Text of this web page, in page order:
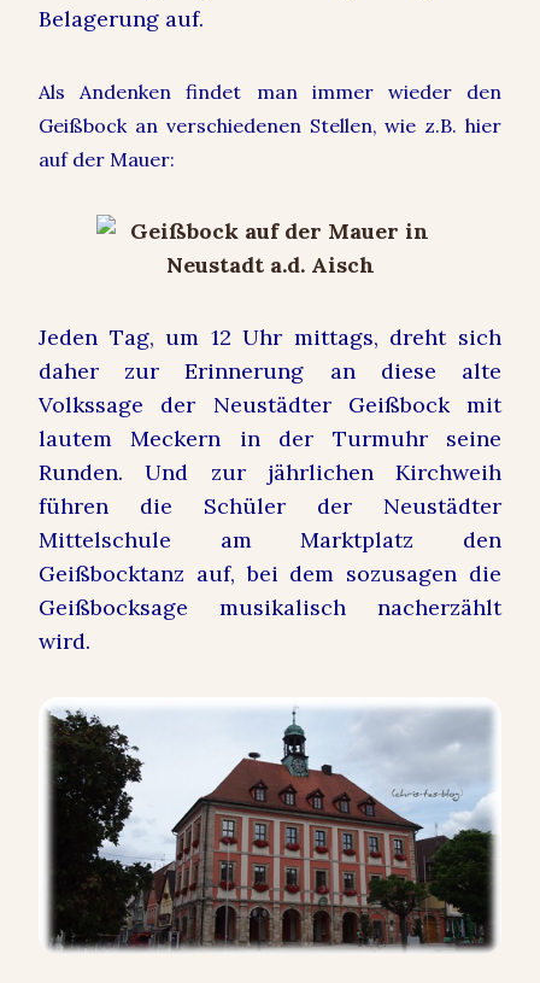
Belagerung auf.
Als Andenken findet man immer wieder den
Geißbock an verschiedenen Stellen, wie z.B. hier
auf der Mauer:
Jeden Tag, um 12 Uhr mittags, dreht sich
daher zur Erinnerung an diese alte
Volkssage der Neustädter Geißbock mit
lautem Meckern in der Turmuhr seine
Runden. Und zur jährlichen Kirchweih
führen die Schüler der Neustädter
Mittelschule am Marktplatz den
Geißbocktanz auf, bei dem sozusagen die
Geißbocksage musikalisch nacherzählt
wird.